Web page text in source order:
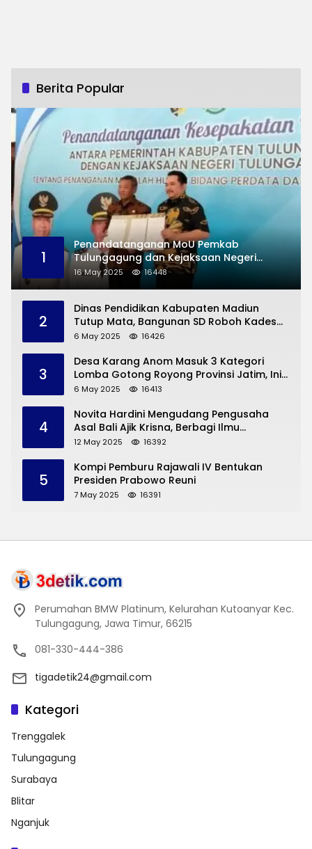
Berita Popular
1
Penandatanganan MoU Pemkab
Tulungagung dan Kejaksaan Negeri
Permasalahan Hukum
16 May 2025 16448
2
Dinas Pendidikan Kabupaten Madiun
Tutup Mata, Bangunan SD Roboh Kades
Dermorejo Bangun Pakai Dana Pribadi
6 May 2025 16426
3
Desa Karang Anom Masuk 3 Kategori
Lomba Gotong Royong Provinsi Jatim, Ini
yang Disampaikan Sekda Trenggalek
6 May 2025 16413
4
Novita Hardini Mengudang Pengusaha
Asal Bali Ajik Krisna, Berbagi Ilmu
Pengembangan Pariwisata dan UMKM
12 May 2025 16392
5
Kompi Pemburu Rajawali IV Bentukan
Presiden Prabowo Reuni
7 May 2025 16391
Perumahan BMW Platinum, Kelurahan Kutoanyar Kec.
Tulungagung, Jawa Timur, 66215
081-330-444-386
tigadetik24@gmail.com
Kategori
Trenggalek
Tulungagung
Surabaya
Blitar
Nganjuk